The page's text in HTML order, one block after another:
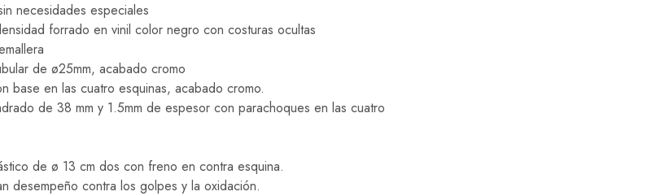
necesidades especiales
forrado en vinil color negro con costuras ocultas
de ø25mm, acabado cromo
base en las cuatro esquinas, acabado cromo.
de 38 mm y 1.5mm de espesor con parachoques en las cuatro
de ø 13 cm dos con freno en contra esquina.
desempeño contra los golpes y la oxidación.